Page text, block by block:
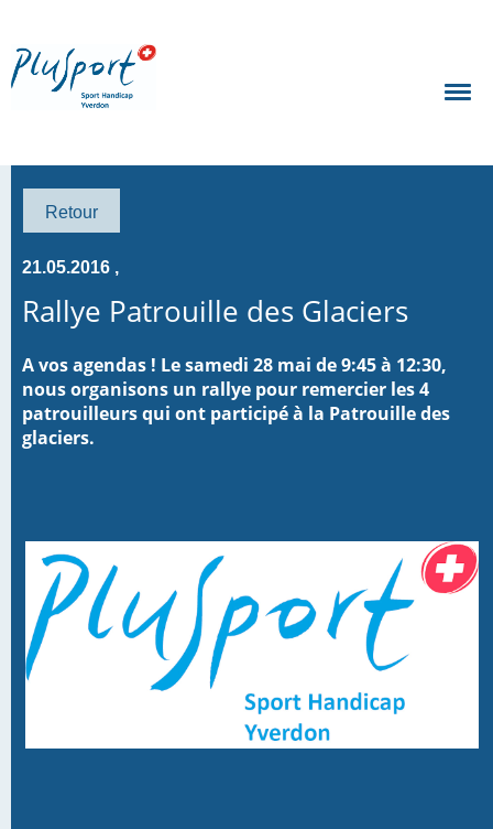
Retour
21.05.2016 ,
Rallye Patrouille des Glaciers
A vos agendas ! Le samedi 28 mai de 9:45 à 12:30,
nous organisons un rallye pour remercier les 4
patrouilleurs qui ont participé à la Patrouille des
glaciers.